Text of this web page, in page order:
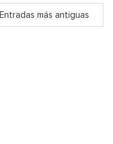
Entradas más antiguas